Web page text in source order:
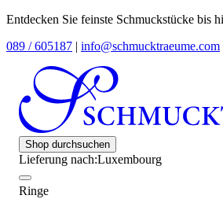
Entdecken Sie feinste Schmuckstücke bis
089 / 605187 | info@schmucktraeume.com
Shop durchsuchen
Lieferung nach:Luxembourg
Ringe